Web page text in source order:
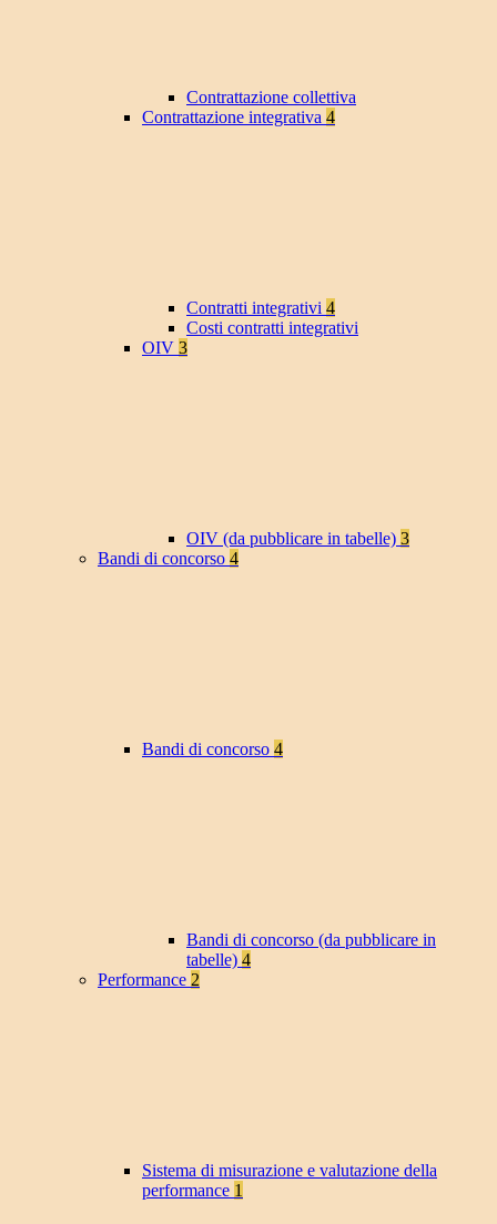
Contrattazione collettiva
Contrattazione integrativa 4
Contratti integrativi 4
Costi contratti integrativi
OIV 3
OIV (da pubblicare in tabelle) 3
Bandi di concorso 4
Bandi di concorso 4
Bandi di concorso (da pubblicare in
tabelle) 4
Performance 2
Sistema di misurazione e valutazione della
performance 1